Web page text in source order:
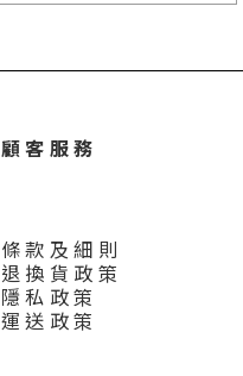
顧 客 服 務
條 款 及 細 則
退 換 貨 政 策
隱 私 政 策
運 送 政 策